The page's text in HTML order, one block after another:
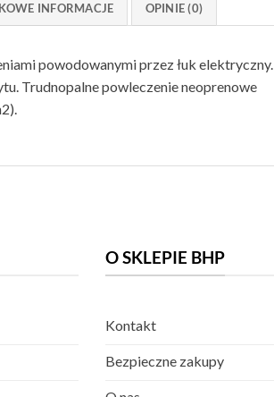
INFORMACJE OPINIE (0)
powodowanymi przez łuk elektryczny.
Trudnopalne powleczenie neoprenowe
O SKLEPIE BHP
Kontakt
Bezpieczne zakupy